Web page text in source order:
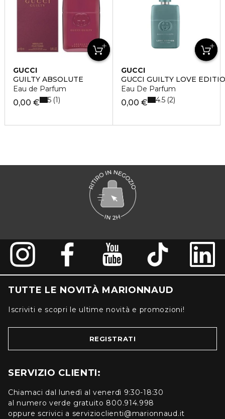
GUCCI
GUILTY ABSOLUTE
Eau de Parfum
0,00 € 5 1
GUCCI
GUCCI GUILTY LOVE
Eau De Parfum
0,00 € 4.5 2
TUTTE LE NOVITÀ MARIONNAUD
Iscriviti e scopri le ultime novità e promozioni!
REGISTRATI
SERVIZIO CLIENTI:
Chiamaci dal lunedì al venerdì 9:30-18:30
al numero verde gratuito 800.914.998
oppure scrivici a servizioclienti@marionnaud.it